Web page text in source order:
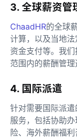
3. 全球薪资管
ChaadHR的全球
计算，以及当地法
资金支付等。我
范围内的薪酬管理
4. 国际派遣
针对需要国际派遣
服务，包括协助
险、海外薪酬福